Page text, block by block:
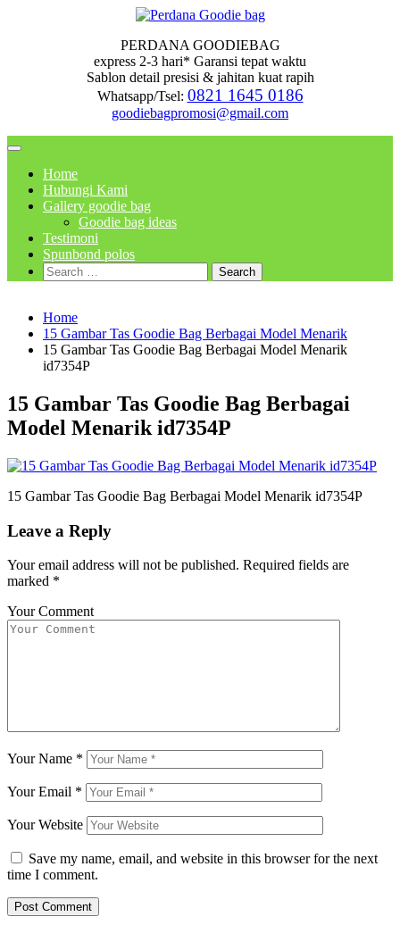
PERDANA GOODIEBAG
express 2-3 hari* Garansi tepat waktu
Sablon detail presisi & jahitan kuat rapih
Whatsapp/Tsel: 0821 1645 0186
goodiebagpromosi@gmail.com
Home
Hubungi Kami
Gallery goodie bag
Goodie bag ideas
Testimoni
Spunbond polos
Search
for:
Home
15 Gambar Tas Goodie Bag Berbagai Model Menarik
15 Gambar Tas Goodie Bag Berbagai Model Menarik
id7354P
15 Gambar Tas Goodie Bag Berbagai
Model Menarik id7354P
15 Gambar Tas Goodie Bag Berbagai Model Menarik id7354P
Leave a Reply
Your email address will not be published. Required fields are
marked *
Your Comment
Your Name *
Your Email *
Your Website
Save my name, email, and website in this browser for the next
time I comment.